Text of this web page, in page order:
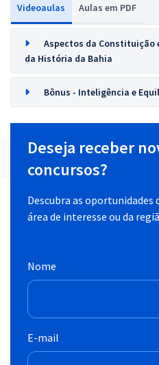
Videoaulas Aulas em PDF
Aspectos da Constituição
da História da Bahia
Bônus - Inteligência e
Deseja receber
concursos?
Descubra as oportunidades
área de interesse ou da
Nome
E-mail